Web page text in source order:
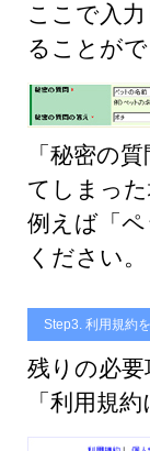
ここで入
ることが
「秘密の
てしまった
例えば「
ください。
Step3. 利用規約
残りの必
「利用規